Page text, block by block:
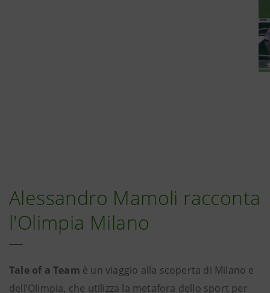
Alessandro Mamoli racconta
l'Olimpia Milano
Tale of a Team è un viaggio alla scoperta di Milano e
dell’Olimpia, che utilizza la metafora dello sport per